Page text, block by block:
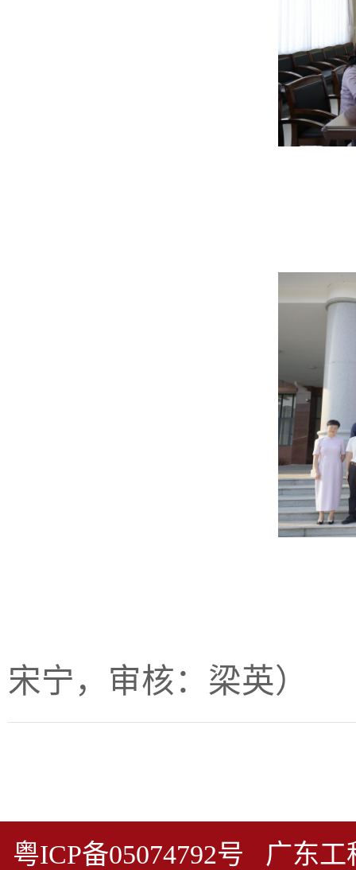
宋宁，审核：梁英）
粤ICP备05074792号 广东